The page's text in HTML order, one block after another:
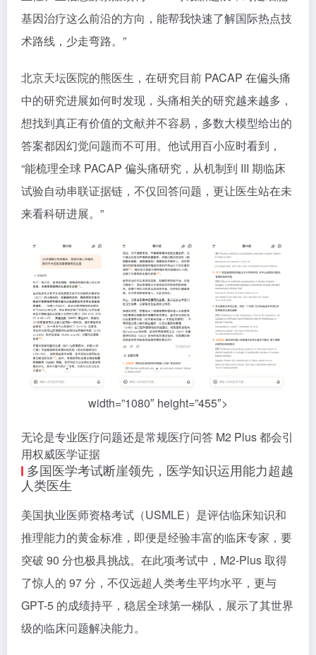
基因治疗这么前沿的方向，能帮我快速了解国际热点技
术路线，少走弯路。”
北京天坛医院的熊医生，在研究目前 PACAP 在偏头痛
中的研究进展如何时发现，头痛相关的研究越来越多，
想找到真正有价值的文献并不容易，多数大模型给出的
答案都因幻觉问题而不可用。他试用百小应时看到，
“能梳理全球 PACAP 偏头痛研究，从机制到 III 期临床
试验自动串联证据链，不仅回答问题，更让医生站在未
来看科研进展。”
width=”1080″ height=”455″>
无论是专业医疗问题还是常规医疗问答 M2 Plus 都会引
用权威医学证据
多国医学考试断崖领先，医学知识运用能力超越
人类医生
美国执业医师资格考试（USMLE）是评估临床知识和
推理能力的黄金标准，即便是经验丰富的临床专家，要
突破 90 分也极具挑战。在此项考试中，M2-Plus 取得
了惊人的 97 分，不仅远超人类考生平均水平，更与
GPT-5 的成绩持平，稳居全球第一梯队，展示了其世界
级的临床问题解决能力。